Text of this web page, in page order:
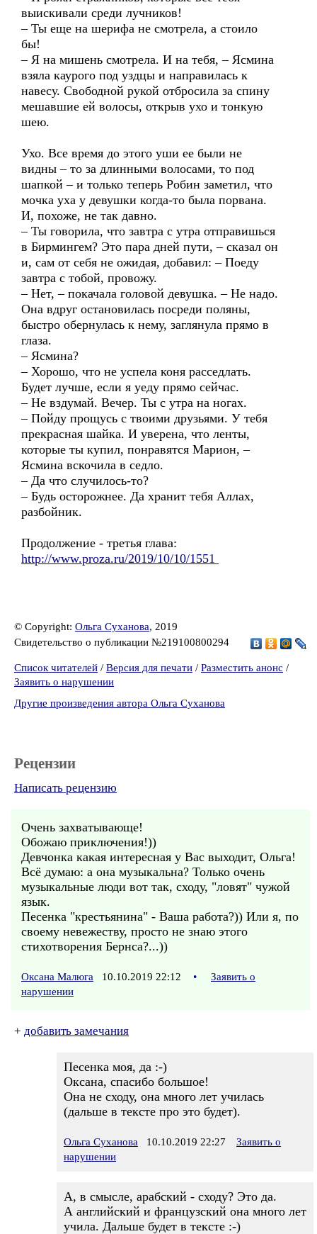
выискивали среди лучников!
– Ты еще на шерифа не смотрела, а стоило
бы!
– Я на мишень смотрела. И на тебя, – Ясмина
взяла каурого под уздцы и направилась к
навесу. Свободной рукой отбросила за спину
мешавшие ей волосы, открыв ухо и тонкую
шею.
Ухо. Все время до этого уши ее были не
видны – то за длинными волосами, то под
шапкой – и только теперь Робин заметил, что
мочка уха у девушки когда-то была порвана.
И, похоже, не так давно.
– Ты говорила, что завтра с утра отправишься
в Бирмингем? Это пара дней пути, – сказал он
и, сам от себя не ожидая, добавил: – Поеду
завтра с тобой, провожу.
– Нет, – покачала головой девушка. – Не надо.
Она вдруг остановилась посреди поляны,
быстро обернулась к нему, заглянула прямо в
глаза.
– Ясмина?
– Хорошо, что не успела коня расседлать.
Будет лучше, если я уеду прямо сейчас.
– Не вздумай. Вечер. Ты с утра на ногах.
– Пойду прощусь с твоими друзьями. У тебя
прекрасная шайка. И уверена, что ленты,
которые ты купил, понравятся Марион, –
Ясмина вскочила в седло.
– Да что случилось-то?
– Будь осторожнее. Да хранит тебя Аллах,
разбойник.
Продолжение - третья глава:
http://www.proza.ru/2019/10/10/1551
© Copyright: Ольга Суханова, 2019
Свидетельство о публикации №219100800294
Список читателей / Версия для печати / Разместить анонс /
Заявить о нарушении
Другие произведения автора Ольга Суханова
Рецензии
Написать рецензию
Очень захватывающе!
Обожаю приключения!))
Девчонка какая интересная у Вас выходит, Ольга!
Всё думаю: а она музыкальна? Только очень
музыкальные люди вот так, сходу, "ловят" чужой
язык.
Песенка "крестьянина" - Ваша работа?)) Или я, по
своему невежеству, просто не знаю этого
стихотворения Бернса?...))
Оксана Малюга 10.10.2019 22:12 •
Заявить о
нарушении
+ добавить замечания
Песенка моя, да :-)
Оксана, спасибо большое!
Она не сходу, она много лет училась
(дальше в тексте про это будет).
Ольга Суханова 10.10.2019 22:27
Заявить о
нарушении
А, в смысле, арабский - сходу? Это да.
А английский и французский она много лет
учила. Дальше будет в тексте :-)